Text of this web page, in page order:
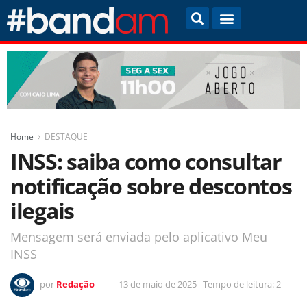
Home DESTAQUE
INSS: saiba como consultar
notificação sobre descontos
ilegais
Mensagem será enviada pelo aplicativo Meu
INSS
por Redação 13 de maio de 2025 Tempo de leitura: 2